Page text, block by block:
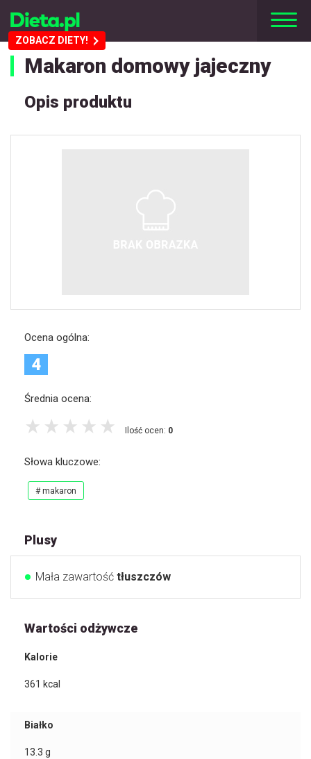
ZOBACZ DIETY!
Makaron domowy jajeczny
Opis produktu
Ocena ogólna:
4
Średnia ocena:
Ilość ocen: 0
Słowa kluczowe:
# makaron
Plusy
Mała zawartość tłuszczów
Wartości odżywcze
Kalorie
361 kcal
Białko
13.3 g